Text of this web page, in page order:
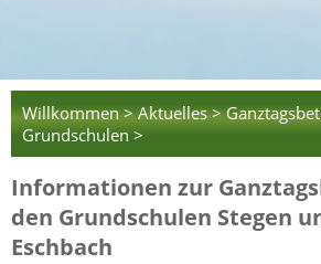
Willkommen > Aktuelles >
Grundschulen >
Informationen zur
den Grundschulen Stegen
Eschbach